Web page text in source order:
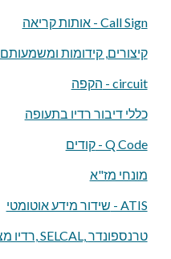
אותות קריאה - Call Sign
קיצורים, קידומות ומשמעותם
הקפה - circuit
כללי דיבור רדיו בתעופה
קודים - Q Code
מונחי מז"א
שידור מידע אוטומטי - ATIS
רדיו מצוקה, SELCAL, טרנספונדר